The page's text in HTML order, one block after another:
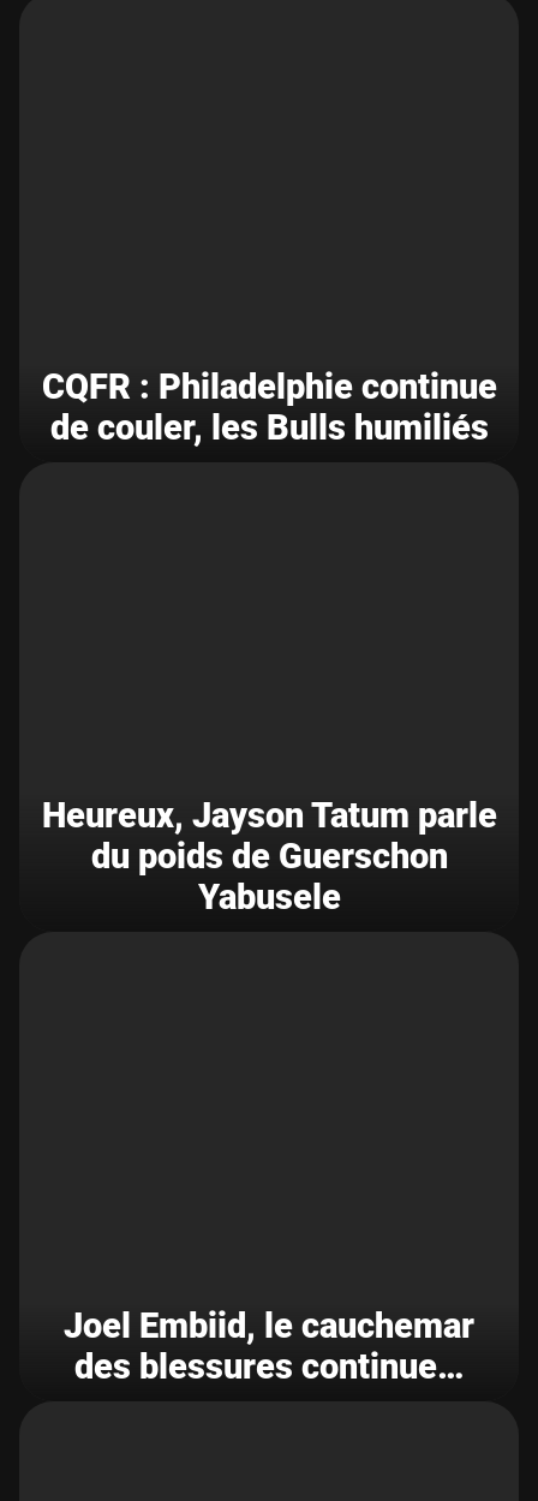
CQFR : Philadelphie continue
de couler, les Bulls humiliés
Heureux, Jayson Tatum parle
du poids de Guerschon
Yabusele
Joel Embiid, le cauchemar
des blessures continue…